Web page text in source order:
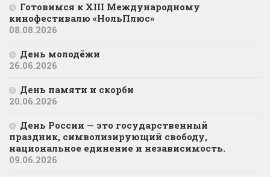
Готовимся к XIII Международному
кинофестивалю «НольПлюс»
08.08.2026
День молодёжи
26.06.2026
День памяти и скорби
20.06.2026
День России — это государственный
праздник, символизирующий свободу,
национальное единение и независимость.
09.06.2026